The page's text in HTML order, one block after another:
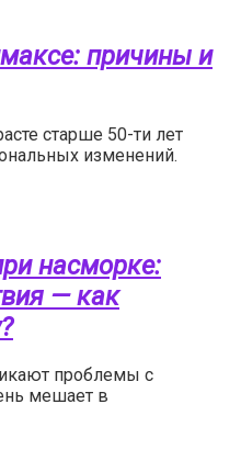
причины и
старше 50-ти лет
изменений.
насморке:
— как
проблемы с
мешает в